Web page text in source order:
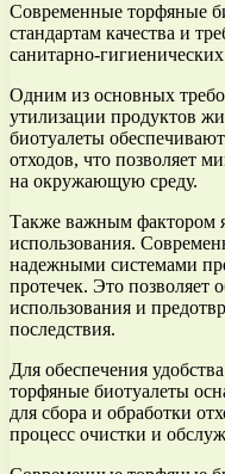
Современные торфяные
стандартам качества и
санитарно-
Одним из основных
утилизации продуктов
биотуалеты
отходов, что позволяет
на окружающую среду.
Также важным фактором
использования.
надежными системами
протечек. Это позволяет
использования и
последствия.
Для обеспечения
торфяные биотуалеты
для сбора и обработки
процесс очистки и